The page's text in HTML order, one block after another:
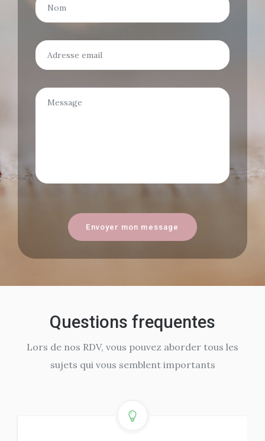
Questions frequentes
Lors de nos RDV, vous pouvez aborder tous les
sujets qui vous semblent importants